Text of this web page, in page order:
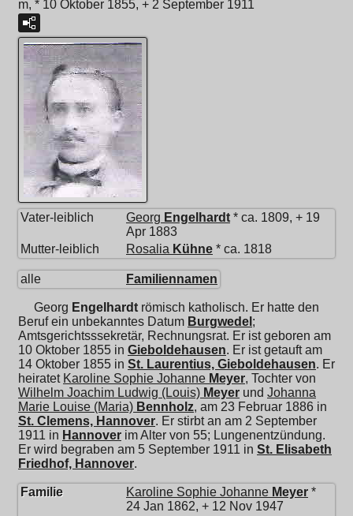
m, * 10 Oktober 1855, + 2 September 1911
Vater-leiblich Georg Engelhardt * ca. 1809, + 19
Apr 1883
Mutter-leiblich
Rosalia Kühne * ca. 1818
alle Familiennamen
Georg Engelhardt römisch katholisch. Er hatte den
Beruf ein unbekanntes Datum Burgwedel ;
Amtsgerichtsssekretär, Rechnungsrat. Er ist geboren am
10 Oktober 1855 in Gieboldehausen. Er ist getauft am
14 Oktober 1855 in St. Laurentius, Gieboldehausen. Er
heiratet Karoline Sophie Johanne Meyer, Tochter von
Wilhelm Joachim Ludwig (Louis) Meyer und Johanna
Marie Louise (Maria) Bennholz, am 23 Februar 1886 in
St. Clemens, Hannover. Er stirbt an am 2 September
1911 in Hannover im Alter von 55; Lungenentzündung.
Er wird begraben am 5 September 1911 in St. Elisabeth
Friedhof, Hannover.
Familie Karoline Sophie Johanne Meyer *
24 Jan 1862, + 12 Nov 1947